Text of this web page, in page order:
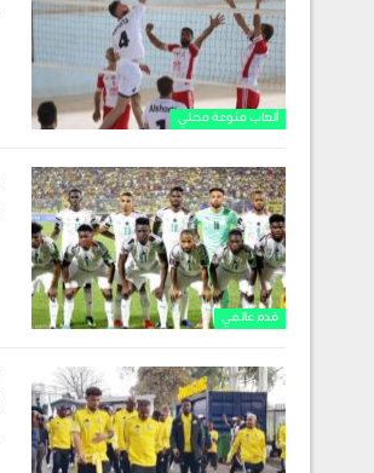
ألعاب منوعة محلي
قدم عالمي